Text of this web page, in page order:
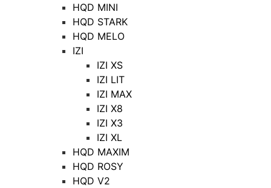
HQD MINI
HQD STARK
HQD MELO
IZI
IZI XS
IZI LIT
IZI MAX
IZI X8
IZI X3
IZI XL
HQD MAXIM
HQD ROSY
HQD V2